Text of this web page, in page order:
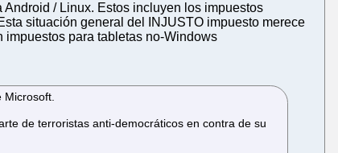
/ Linux. Estos incluyen los impuestos
situación general del INJUSTO impuesto merece
para tabletas no-Windows
de terroristas anti-democráticos en contra de su